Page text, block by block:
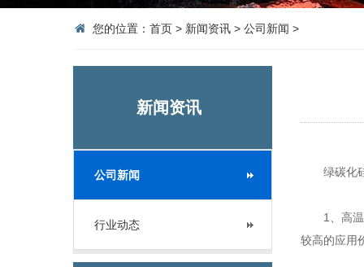
您的位置： 首页 > 新闻资讯 > 公司新闻 >
新闻资讯
公司新闻
行业动态
绿碳化硅
1、高温稳
较高的应用